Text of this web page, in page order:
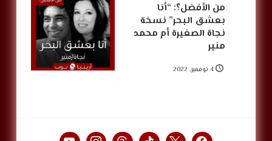
من الأفضل؟: “أنا
بعشق البحر” نسخة
نجاة الصغيرة أم محمد
منير
4 نوفمبر, 2022